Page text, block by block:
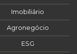
Imobiliário
Agronegócio
ESG